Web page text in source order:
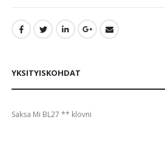
YKSITYISKOHDAT
Saksa Mi BL27 ** klovni